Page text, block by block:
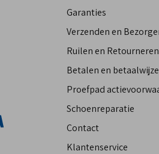
Garanties
Verzenden en
Ruilen en Retourneren
Betalen en
Proefpad
Schoenreparatie
Contact
Klantenservice